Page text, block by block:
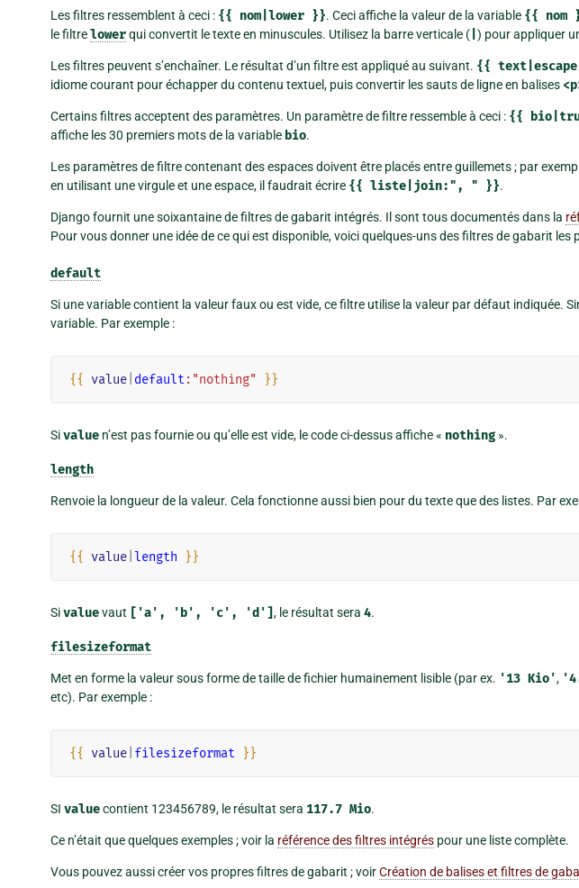
Les filtres ressemblent à ceci : {{ nom|lower }}. Ceci affiche la valeur de la variable {{ nom
le filtrelowerqui convertit le texte en minuscules. Utilisez la barre verticale ( ) pour appliquer
Les filtres peuvent s’enchaîner. Le résultat d’un filtre est appliqué au suivant. {{
idiome courant pour échapper du contenu textuel, puis convertir les sauts de ligne en balises
Certains filtres acceptent des paramètres. Un paramètre de filtre ressemble à ceci : {{
affiche les 30 premiers mots de la variable bio.
Les paramètres de filtre contenant des espaces doivent être placés entre guillemets ; par
en utilisant une virgule et une espace, il faudrait écrire {{ liste|join:", " }}.
Django fournit une soixantaine de filtres de gabarit intégrés. Il sont tous documentés dans la
Pour vous donner une idée de ce qui est disponible, voici quelques-uns des filtres de gabarit les
default
Si une variable contient la valeur faux ou est vide, ce filtre utilise la valeur par défaut indiquée.
variable. Par exemple :
{{ value default :"nothing" }}
Sivalue n’est pas fournie ou qu’elle est vide, le code ci-dessus affiche « nothing ».
length
Renvoie la longueur de la valeur. Cela fonctionne aussi bien pour du texte que des listes. Par
{{ value length }}
Sivaluevaut ['a', 'b', 'c', 'd'], le résultat sera 4.
filesizeformat
Met en forme la valeur sous forme de taille de fichier humainement lisible (par ex. '13 Kio',
etc). Par exemple :
{{ value filesizeformat }}
SI valuecontient 123456789, le résultat sera 117.7 Mio.
Ce n’était que quelques exemples ; voir la référence des filtres intégrés pour une liste complète.
Vous pouvez aussi créer vos propres filtres de gabarit ; voirCréation de balises et filtres de